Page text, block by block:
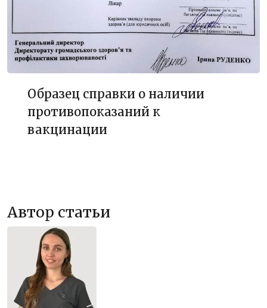
Образец справки о наличии
противопоказаний к
вакцинации
Автор статьи